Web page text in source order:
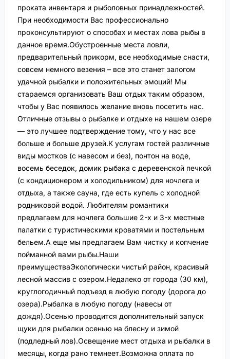
проката инвентаря и рыболовных принадлежностей.
При необходимости Вас профессионально
проконсультируют о способах и местах лова рыбы в
данное время.Обустроенные места ловли,
предварительный прикорм, все необходимые снасти,
совсем немного везения – все это станет залогом
удачной рыбалки и положительных эмоций! Мы
стараемся организовать Ваш отдых таким образом,
чтобы у Вас появилось желание вновь посетить нас.
Отличные отзывы о рыбалке и отдыхе на нашем озере
— это лучшее подтверждение тому, что у нас все
больше и больше друзей.К услугам гостей различные
виды мостков (с навесом и без), понтон на воде,
восемь беседок, домик рыбака с деревенской печкой
(с кондиционером и холодильником) для ночлега и
отдыха, а также сауна, где есть купель с холодной
родниковой водой. Любителям романтики
предлагаем для ночлега большие 2-х и 3-х местные
палатки с туристическими кроватями и постельным
бельем.А еще мы предлагаем Вам чистку и копчение
пойманной вами рыбы.Наши
преимуществаЭкологически чистый район, красивый
лесной массив с озером.Недалеко от города (30 км),
круглогодичный подъезд в любую погоду (дорога до
озера).Рыбалка в любую погоду (навесы от
дождя).Осенью проводится дополнительный запуск
щуки для рыбалки осенью на блесну и зимой
(подледный лов).Освещение мест отдыха и рыбалки в
месяцы, когда рано темнеет.Возможна оплата по